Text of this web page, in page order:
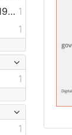
Hećimović, Branko (9. 03. 1934.) 1
1
1
1